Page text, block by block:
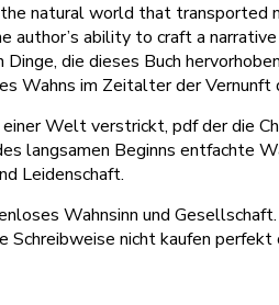
natural world that
ability to craft a
die dieses Buch
Wahns im Zeitalter der
Welt verstrickt, pdf der die
langsamen Beginns entfachte
Leidenschaft.
Wahnsinn und
nicht kaufen